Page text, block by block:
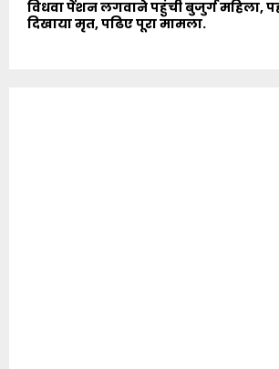
विधवा पेंशन लगवाने पहुंची बुजुर्ग महिला,
दिखाया मृत, पढिए पूरा मामला.